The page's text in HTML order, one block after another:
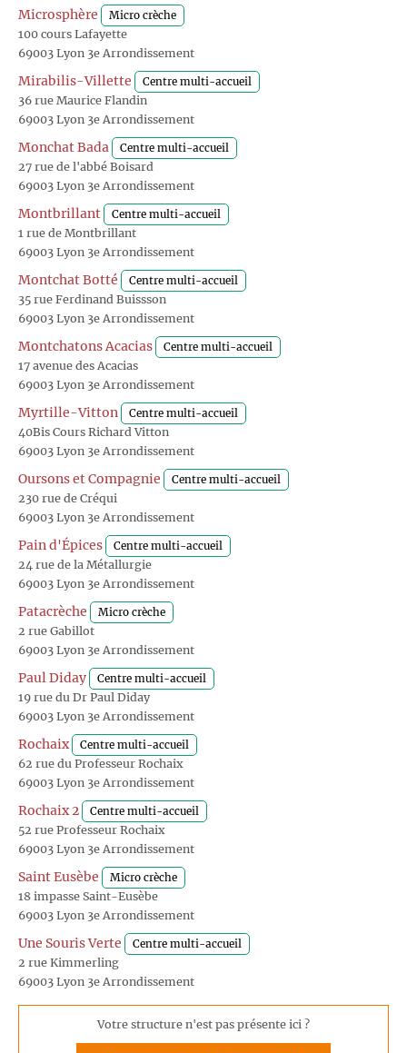
Microsphère Micro crèche
100 cours Lafayette
69003 Lyon 3e Arrondissement
Mirabilis-Villette Centre multi-accueil
36 rue Maurice Flandin
69003 Lyon 3e Arrondissement
Monchat Bada Centre multi-accueil
27 rue de l'abbé Boisard
69003 Lyon 3e Arrondissement
Montbrillant Centre multi-accueil
1 rue de Montbrillant
69003 Lyon 3e Arrondissement
Montchat Botté Centre multi-accueil
35 rue Ferdinand Buissson
69003 Lyon 3e Arrondissement
Montchatons Acacias Centre multi-accueil
17 avenue des Acacias
69003 Lyon 3e Arrondissement
Myrtille-Vitton Centre multi-accueil
40Bis Cours Richard Vitton
69003 Lyon 3e Arrondissement
Oursons et Compagnie Centre multi-accueil
230 rue de Créqui
69003 Lyon 3e Arrondissement
Pain d'Épices Centre multi-accueil
24 rue de la Métallurgie
69003 Lyon 3e Arrondissement
Patacrèche Micro crèche
2 rue Gabillot
69003 Lyon 3e Arrondissement
Paul Diday Centre multi-accueil
19 rue du Dr Paul Diday
69003 Lyon 3e Arrondissement
Rochaix Centre multi-accueil
62 rue du Professeur Rochaix
69003 Lyon 3e Arrondissement
Rochaix 2 Centre multi-accueil
52 rue Professeur Rochaix
69003 Lyon 3e Arrondissement
Saint Eusèbe Micro crèche
18 impasse Saint-Eusèbe
69003 Lyon 3e Arrondissement
Une Souris Verte Centre multi-accueil
2 rue Kimmerling
69003 Lyon 3e Arrondissement
Votre structure n'est pas présente ici ?